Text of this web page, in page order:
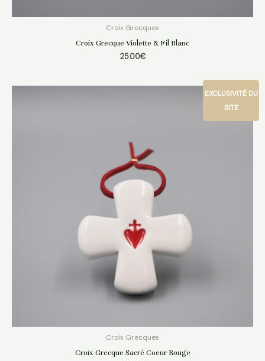
Croix Grecques
Croix Grecque Violette & Fil Blanc
25.00€
EXCLUSIVITÉ DU
SITE
Croix Grecques
Croix Grecque Sacré Coeur Rouge